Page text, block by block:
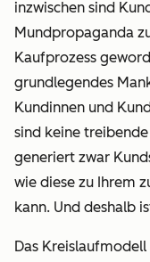
inzwischen sind
Mundpropaganda
Kaufprozess
grundlegendes
Kundinnen und
sind keine
generiert zwar
wie diese zu Ihrem
kann. Und deshalb
Das